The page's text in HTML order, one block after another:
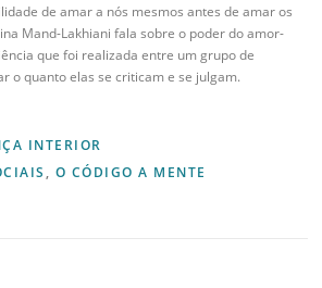
de amar a nós mesmos antes de amar os
Mand-Lakhiani fala sobre o poder do amor-
que foi realizada entre um grupo de
o quanto elas se criticam e se julgam.
INTERIOR
, O CÓDIGO A MENTE